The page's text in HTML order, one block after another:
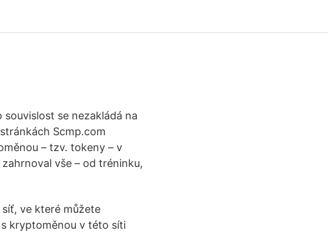
se nezakládá na
Scmp.com
– tzv. tokeny – v
vše – od tréninku,
ve které můžete
kryptoměnou v této síti